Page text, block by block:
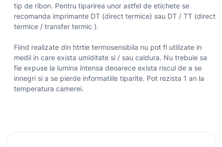
tip de ribon. Pentru tiparirea unor astfel de etichete se
recomanda imprimante DT (direct termice) sau DT / TT (direct
termice / transfer termic ).
Fiind realizate din htrtie termosensibila nu pot fi utilizate in
medii in care exista umiditate si / sau caldura. Nu trebuie sa
fie expuse la lumina intensa deoarece exista riscul de a se
innegri si a se pierde informatiile tiparite. Pot rezista 1 an la
temperatura camerei.